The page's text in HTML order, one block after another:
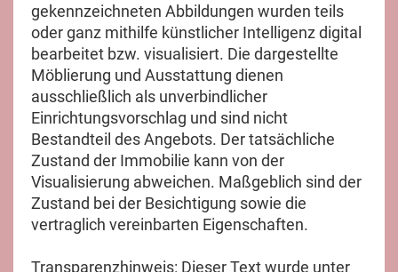
gekennzeichneten Abbildungen wurden teils
oder ganz mithilfe künstlicher Intelligenz digital
bearbeitet bzw. visualisiert. Die dargestellte
Möblierung und Ausstattung dienen
ausschließlich als unverbindlicher
Einrichtungsvorschlag und sind nicht
Bestandteil des Angebots. Der tatsächliche
Zustand der Immobilie kann von der
Visualisierung abweichen. Maßgeblich sind der
Zustand bei der Besichtigung sowie die
vertraglich vereinbarten Eigenschaften.
Transparenzhinweis: Dieser Text wurde unter